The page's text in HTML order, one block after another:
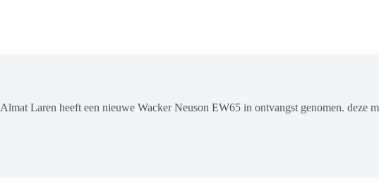
Almat Laren heeft een nieuwe Wacker Neuson EW65 in ontvangst genomen. deze